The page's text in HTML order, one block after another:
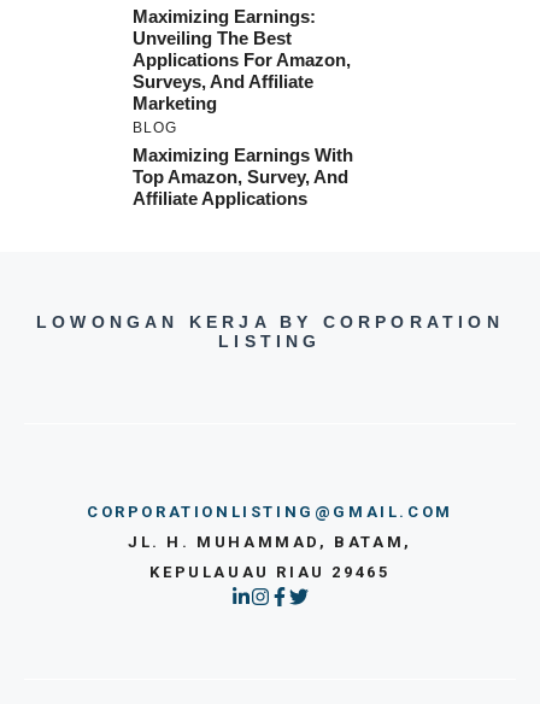
Maximizing Earnings:
Unveiling The Best
Applications For Amazon,
Surveys, And Affiliate
Marketing
BLOG
Maximizing Earnings With
Top Amazon, Survey, And
Affiliate Applications
LOWONGAN KERJA BY CORPORATION
LISTING
CORPORATIONLISTING@GMAIL.COM
JL. H. MUHAMMAD, BATAM,
KEPULAUAU RIAU 29465